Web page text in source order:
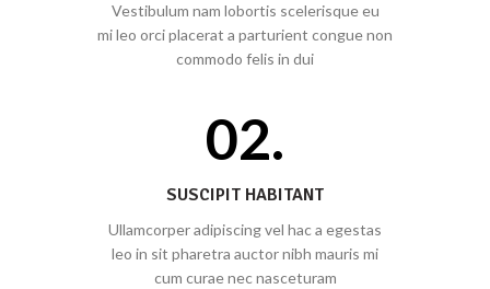
Vestibulum nam lobortis scelerisque eu
mi leo orci placerat a parturient congue non
commodo felis in dui
02.
SUSCIPIT HABITANT
Ullamcorper adipiscing vel hac a egestas
leo in sit pharetra auctor nibh mauris mi
cum curae nec nasceturam